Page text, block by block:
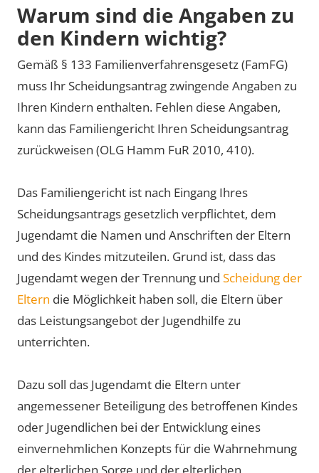
transmit data to this third party.
Video laden
Warum sind die Angaben zu
den Kindern wichtig?
Gemäß § 133 Familienverfahrensgesetz (FamFG)
muss Ihr Scheidungsantrag zwingende Angaben zu
Ihren Kindern enthalten. Fehlen diese Angaben,
kann das Familiengericht Ihren Scheidungsantrag
zurückweisen (OLG Hamm FuR 2010, 410).
Das Familiengericht ist nach Eingang Ihres
Scheidungsantrags gesetzlich verpflichtet, dem
Jugendamt die Namen und Anschriften der Eltern
und des Kindes mitzuteilen. Grund ist, dass das
Jugendamt wegen der Trennung und Scheidung der
Eltern die Möglichkeit haben soll, die Eltern über
das Leistungsangebot der Jugendhilfe zu
unterrichten.
Dazu soll das Jugendamt die Eltern unter
angemessener Beteiligung des betroffenen Kindes
oder Jugendlichen bei der Entwicklung eines
einvernehmlichen Konzepts für die Wahrnehmung